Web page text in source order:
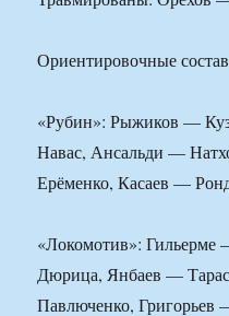
Ориентировочные
«Рубин»: Рыжиков —
Навас, Ансальди —
Ерёменко, Касаев —
«Локомотив»: Гильерме
Дюрица, Янбаев —
Павлюченко, Григорьев